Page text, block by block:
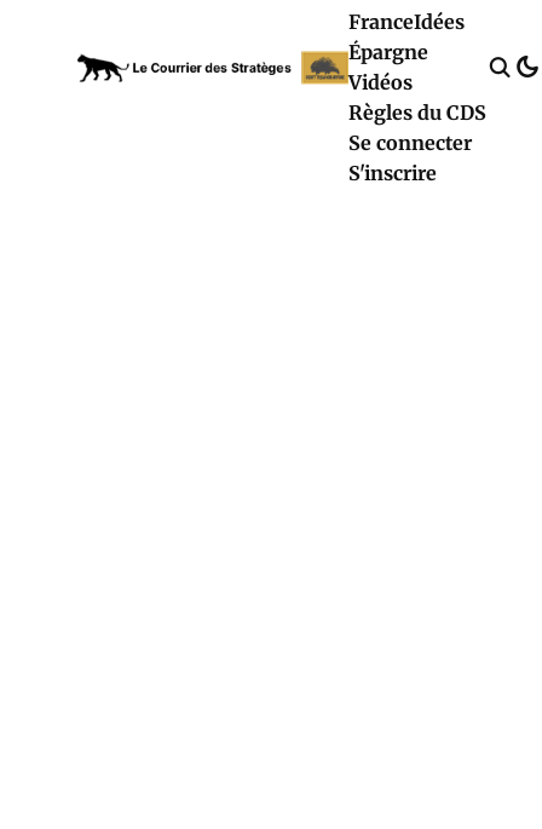
FranceIdées
Épargne
Vidéos
Règles du CDS
Se connecter
S'inscrire